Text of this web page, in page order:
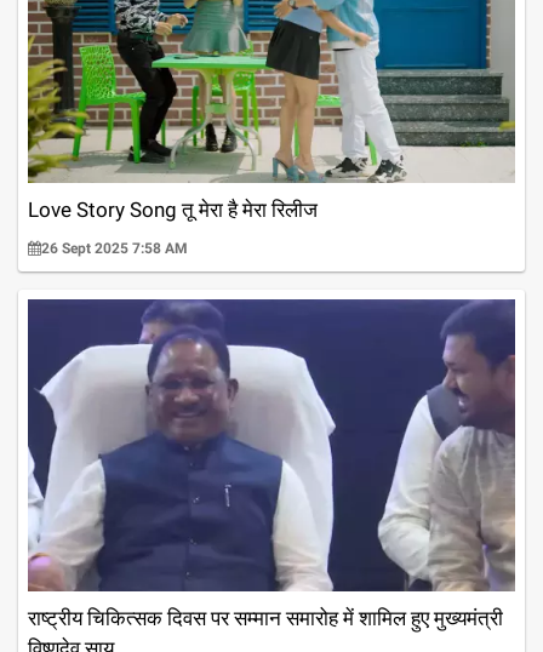
Love Story Song तू मेरा है मेरा रिलीज
26 Sept 2025 7:58 AM
राष्ट्रीय चिकित्सक दिवस पर सम्मान समारोह में शामिल हुए मुख्यमंत्री